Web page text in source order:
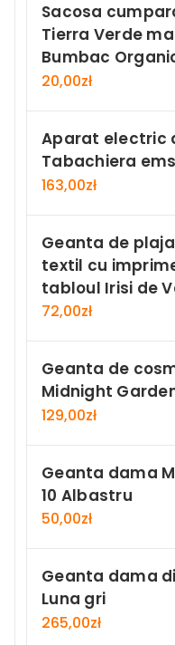
Sacosa
Tierra Verde
Bumbac
20,00zł
Aparat electric
Tabachiera
163,00zł
Geanta de
textil cu
tabloul Irisi de
72,00zł
Geanta de
Midnight
129,00zł
Geanta dama
10 Albastru
50,00zł
Geanta dama
Luna gri
265,00zł